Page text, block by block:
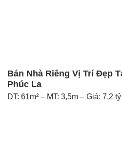
Bán Nhà Riêng Vị Trí Đẹp
Phúc La
DT: 61m² – MT: 3,5m – Giá: 7,2 tỷ